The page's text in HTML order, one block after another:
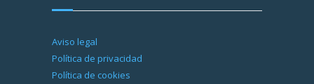
Aviso legal
Política de privacidad
Política de cookies